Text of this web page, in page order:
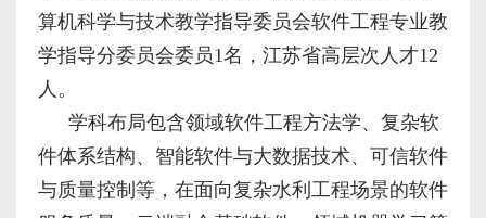
算机科学与技术教学指导委员会软件工程专业教
学指导分委员会委员1名，江苏省高层次人才12
人。
学科布局包含领域软件工程方法学、复杂软
件体系结构、智能软件与大数据技术、可信软件
与质量控制等，在面向复杂水利工程场景的软件